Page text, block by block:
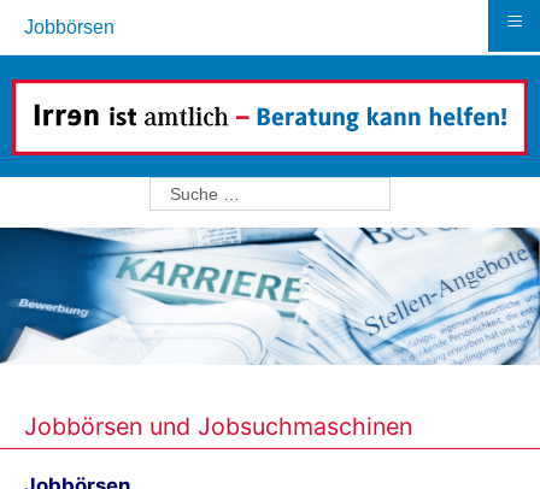
Jobbörsen und Jobsuchmaschinen
Jobbörsen ≡